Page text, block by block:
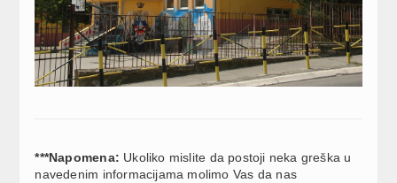
***Napomena: Ukoliko mislite da postoji neka greška u
navedenim informacijama molimo Vas da nas